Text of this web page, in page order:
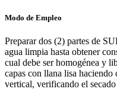
Modo de Empleo
Preparar dos (2) partes de
agua limpia hasta obtener
cual debe ser homogénea y
capas con llana lisa
vertical, verificando el secado